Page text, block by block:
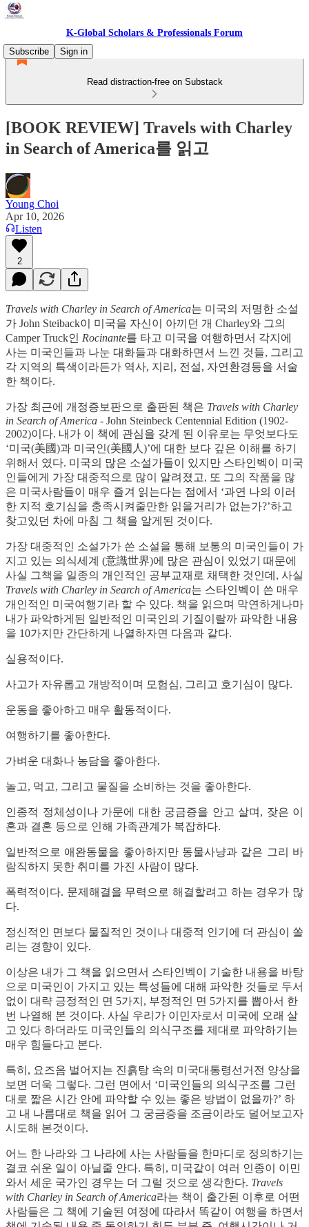
K-Global Scholars & Professionals Forum
Subscribe
Sign in
Read distraction-free on Substack
[BOOK REVIEW] Travels with Charley
in Search of America를 읽고
Young Choi
Apr 10, 2026
Listen
2
Travels with Charley in Search of America는 미국의 저명한 소설
가 John Steiback이 미국을 자신이 아끼던 개 Charley와 그의
Camper Truck인 Rocinante를 타고 미국을 여행하면서 각지에
사는 미국인들과 나눈 대화들과 대화하면서 느낀 것들, 그리고
각 지역의 특색이라든가 역사, 지리, 전설, 자연환경등을 서술
한 책이다.
가장 최근에 개정증보판으로 출판된 책은 Travels with Charley
in Search of America - John Steinbeck Centennial Edition (1902-
2002)이다. 내가 이 책에 관심을 갖게 된 이유로는 무엇보다도
‘미국(美國)과 미국인(美國人)’에 대한 보다 깊은 이해를 하기
위해서 였다. 미국의 많은 소설가들이 있지만 스타인벡이 미국
인들에게 가장 대중적으로 많이 알려졌고, 또 그의 작품을 많
은 미국사람들이 매우 즐겨 읽는다는 점에서 ‘과연 나의 이러
한 지적 호기심을 충족시켜줄만한 읽을거리가 없는가?’하고
찾고있던 차에 마침 그 책을 알게된 것이다.
가장 대중적인 소설가가 쓴 소설을 통해 보통의 미국인들이 가
지고 있는 의식세계 (意識世界)에 많은 관심이 있었기 때문에
사실 그책을 일종의 개인적인 공부교재로 채택한 것인데, 사실
Travels with Charley in Search of America는 스타인벡이 쓴 매우
개인적인 미국여행기라 할 수 있다. 책을 읽으며 막연하게나마
내가 파악하게된 일반적인 미국인의 기질이랄까 파악한 내용
을 10가지만 간단하게 나열하자면 다음과 같다.
실용적이다.
사고가 자유롭고 개방적이며 모험심, 그리고 호기심이 많다.
운동을 좋아하고 매우 활동적이다.
여행하기를 좋아한다.
가벼운 대화나 농담을 좋아한다.
놀고, 먹고, 그리고 물질을 소비하는 것을 좋아한다.
인종적 정체성이나 가문에 대한 궁금증을 안고 살며, 잦은 이
혼과 결혼 등으로 인해 가족관계가 복잡하다.
일반적으로 애완동물을 좋아하지만 동물사냥과 같은 그리 바
람직하지 못한 취미를 가진 사람이 많다.
폭력적이다. 문제해결을 무력으로 해결할려고 하는 경우가 많
다.
정신적인 면보다 물질적인 것이나 대중적 인기에 더 관심이 쏠
리는 경향이 있다.
이상은 내가 그 책을 읽으면서 스타인벡이 기술한 내용을 바탕
으로 미국인이 가지고 있는 특성들에 대해 파악한 것들로 두서
없이 대략 긍정적인 면 5가지, 부정적인 면 5가지를 뽑아서 한
번 나열해 본 것이다. 사실 우리가 이민자로서 미국에 오래 살
고 있다 하더라도 미국인들의 의식구조를 제대로 파악하기는
매우 힘들다고 본다.
특히, 요즈음 벌어지는 진흙탕 속의 미국대통령선거전 양상을
보면 더욱 그렇다. 그런 면에서 ‘미국인들의 의식구조를 그런
대로 짧은 시간 안에 파악할 수 있는 좋은 방법이 없을까?’ 하
고 내 나름대로 책을 읽어 그 궁금증을 조금이라도 덜어보고자
시도해 본것이다.
어느 한 나라와 그 나라에 사는 사람들을 한마디로 정의하기는
결코 쉬운 일이 아닐줄 안다. 특히, 미국같이 여러 인종이 이민
와서 세운 국가인 경우는 더 그럴 것으로 생각한다. Travels
with Charley in Search of America라는 책이 출간된 이후로 어떤
사람들은 그 책에 기술된 여정에 따라서 똑같이 여행을 하면서